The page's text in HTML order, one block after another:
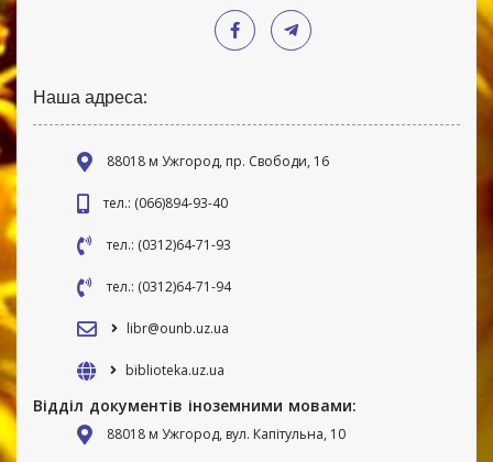
Наша адреса:
88018 м Ужгород, пр. Свободи, 16
тел.: (066)894-93-40
тел.: (0312)64-71-93
тел.: (0312)64-71-94
libr@ounb.uz.ua
biblioteka.uz.ua
Відділ документів іноземними мовами:
88018 м Ужгород, вул. Капітульна, 10